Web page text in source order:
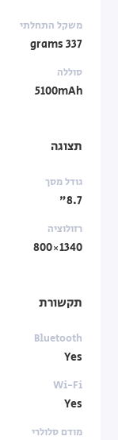
משקל התחלתי
337 grams
סוללה
5100mAh
תצוגה
גודל מסך
8.7"
רזולוציה
1340×800
תקשורת
Bluetooth
Yes
Wi-Fi
Yes
מודם סלולרי